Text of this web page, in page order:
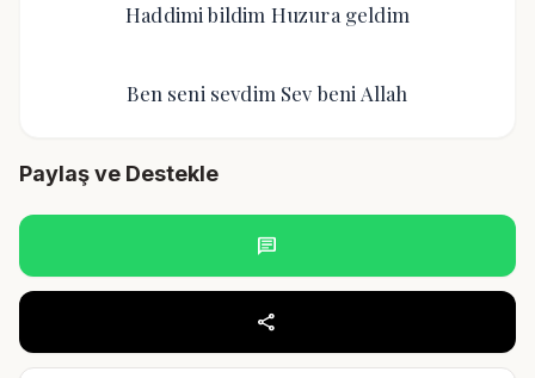
Haddimi bildim Huzura geldim
Ben seni sevdim Sev beni Allah
Paylaş ve Destekle
chat
share